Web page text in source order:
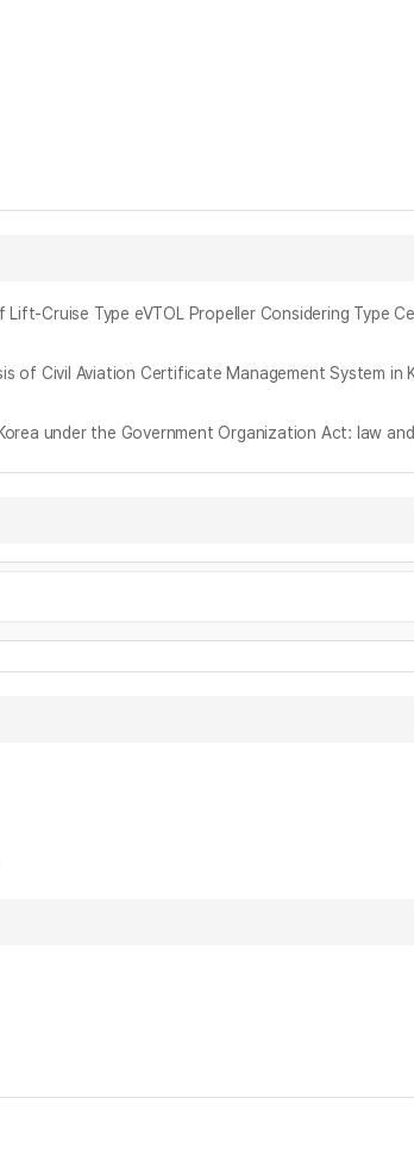
of Lift-Cruise Type eVTOL Propeller Considering Type
of Civil Aviation Certificate Management System
Korea under the Government Organization Act: law